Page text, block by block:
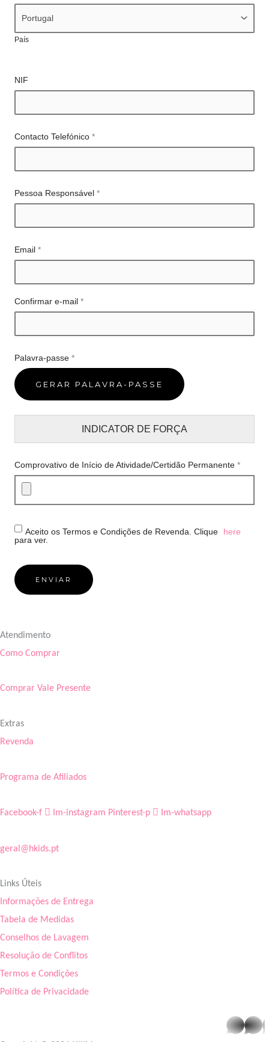
País
NIF
Contacto Telefónico*
Pessoa Responsável*
Email*
Confirmar e-mail*
Palavra-passe*
INDICATOR DE FORÇA
Comprovativo de Início de Atividade/Certidão Permanente*
Aceito os Termos e Condições de Revenda. Clique
here
para ver.
Atendimento
Como Comprar
Comprar Vale Presente
Extras
Revenda
Programa de Afiliados
Facebook-f Im-instagram Pinterest-p Im-whatsapp
geral@hkids.pt
Links Úteis
Informações de Entrega
Tabela de Medidas
Conselhos de Lavagem
Resolução de Conflitos
Termos e Condições
Política de Privacidade
whatsapp